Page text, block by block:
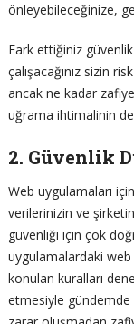
önleyebileceğinize,
Fark ettiğiniz
çalışacağınız sizin
ancak ne kadar
uğrama ihtimalinin
2. Güvenlik
Web uygulamaları
verilerinizin ve
güvenliği için çok
uygulamalardaki
konulan kuralları
etmesiyle gündemde